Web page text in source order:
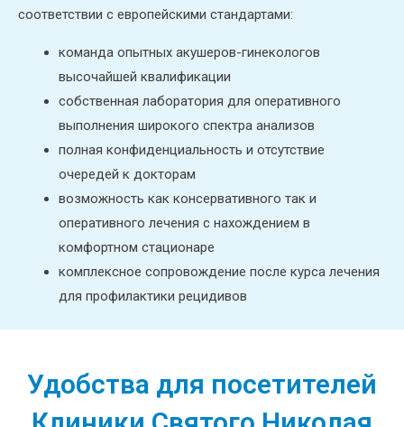
соответствии с европейскими стандартами:
команда опытных акушеров-гинекологов
высочайшей квалификации
собственная лаборатория для оперативного
выполнения широкого спектра анализов
полная конфиденциальность и отсутствие
очередей к докторам
возможность как консервативного так и
оперативного лечения с нахождением в
комфортном стационаре
комплексное сопровождение после курса лечения
для профилактики рецидивов
Удобства для посетителей